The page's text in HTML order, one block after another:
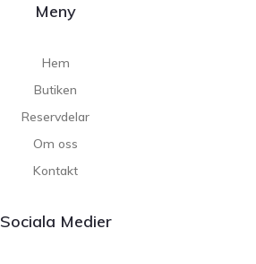
Meny
Hem
Butiken
Reservdelar
Om oss
Kontakt
Sociala Medier